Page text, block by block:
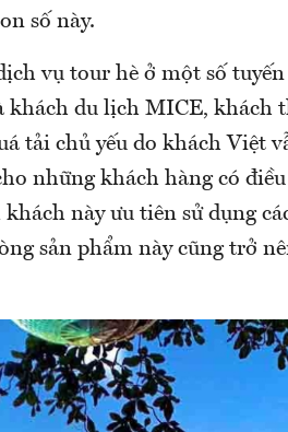
số này.
vụ tour hè ở một số
khách du lịch MICE, khách
tải chủ yếu do khách Việt
những khách hàng có
này ưu tiên sử dụng
sản phẩm này cũng trở